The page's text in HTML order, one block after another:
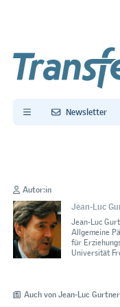
Newsletter
Autor:in
Jean-Luc
Jean-Luc
Allgemeine
für
Universität
Auch von Jean-Luc Gurtner